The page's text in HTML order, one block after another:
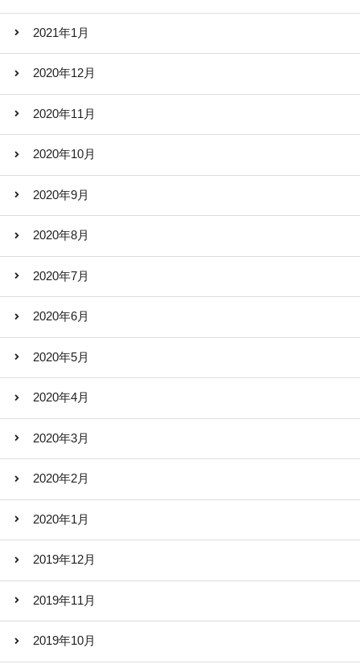
2021年1月
2020年12月
2020年11月
2020年10月
2020年9月
2020年8月
2020年7月
2020年6月
2020年5月
2020年4月
2020年3月
2020年2月
2020年1月
2019年12月
2019年11月
2019年10月